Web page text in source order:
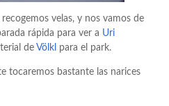
velas, y nos vamos de
rápida para ver a Uri
de Völkl para el park.
tocaremos bastante las narices